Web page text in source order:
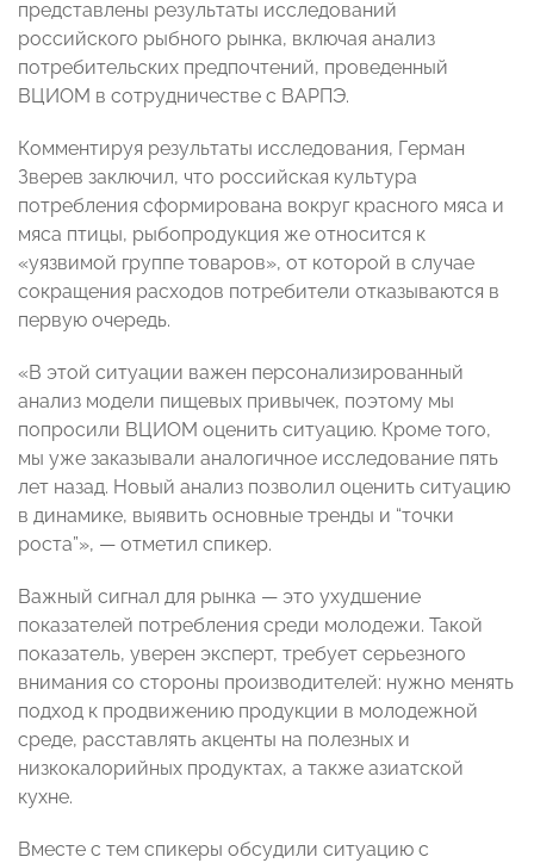
представлены результаты исследований
российского рыбного рынка, включая анализ
потребительских предпочтений, проведенный
ВЦИОМ в сотрудничестве с ВАРПЭ.
Комментируя результаты исследования, Герман
Зверев заключил, что российская культура
потребления сформирована вокруг красного мяса и
мяса птицы, рыбопродукция же относится к
«уязвимой группе товаров», от которой в случае
сокращения расходов потребители отказываются в
первую очередь.
«В этой ситуации важен персонализированный
анализ модели пищевых привычек, поэтому мы
попросили ВЦИОМ оценить ситуацию. Кроме того,
мы уже заказывали аналогичное исследование пять
лет назад. Новый анализ позволил оценить ситуацию
в динамике, выявить основные тренды и “точки
роста”», — отметил спикер.
Важный сигнал для рынка — это ухудшение
показателей потребления среди молодежи. Такой
показатель, уверен эксперт, требует серьезного
внимания со стороны производителей: нужно менять
подход к продвижению продукции в молодежной
среде, расставлять акценты на полезных и
низкокалорийных продуктах, а также азиатской
кухне.
Вместе с тем спикеры обсудили ситуацию с